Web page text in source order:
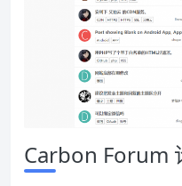
Carbon Forum